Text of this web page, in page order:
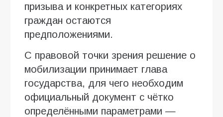
призыва и конкретных категориях
граждан остаются
предположениями.
С правовой точки зрения решение о
мобилизации принимает глава
государства, для чего необходим
официальный документ с чётко
определёнными параметрами —